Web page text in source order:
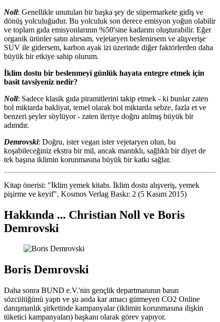
Noll: Genellikle unutulan bir başka şey de süpermarkete gidiş ve
dönüş yolculuğudur. Bu yolculuk son derece emisyon yoğun olabilir
ve toplam gıda emisyonlarının %50'sine kadarını oluşturabilir. Eğer
organik ürünler satın alırsam, vejetaryen beslenirsem ve alışverişe
SUV ile gidersem, karbon ayak izi üzerinde diğer faktörlerden daha
büyük bir etkiye sahip olurum.
İklim dostu bir beslenmeyi günlük hayata entegre etmek için
basit tavsiyeniz nedir?
Noll: Sadece klasik gıda piramitlerini takip etmek - ki bunlar zaten
bol miktarda bakliyat, temel olarak bol miktarda sebze, fazla et ve
benzeri şeyler söylüyor - zaten ileriye doğru atılmış büyük bir
adımdır.
Demrovski: Doğru, ister vegan ister vejetaryen olun, bu
koşabileceğiniz ekstra bir mil, ancak mantıklı, sağlıklı bir diyet de
tek başına iklimin korunmasına büyük bir katkı sağlar.
Kitap önerisi: "İklim yemek kitabı. İklim dostu alışveriş, yemek
pişirme ve keyif", Kosmos Verlag Baskı: 2 (5 Kasım 2015)
Hakkında ... Christian Noll ve Boris
Demrovski
Boris Demrovski
Daha sonra BUND e.V.'nin gençlik departmanının basın
sözcülüğünü yaptı ve şu anda kar amacı gütmeyen CO2 Online
danışmanlık şirketinde kampanyalar (iklimin korunmasına ilişkin
tüketici kampanyaları) başkanı olarak görev yapıyor.